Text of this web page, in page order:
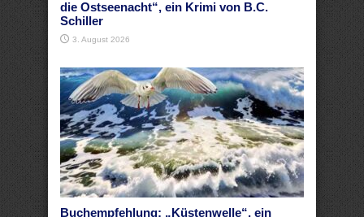
die Ostseenacht“, ein Krimi von B.C.
Schiller
3. August 2026
Buchempfehlung: „Küstenwelle“, ein